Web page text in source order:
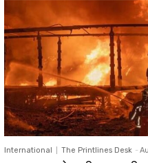
International The Printlines Desk -